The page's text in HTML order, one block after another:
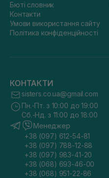
Бюті словник
Контакти
Умови використання сайту
Політика конфіденційності
КОНТАКТИ
sisters.co.ua@gmail.com
Пн.-Пт. з 10:00 до 19:00
Сб.-Нд. з 11:00 до 18:00
Менеджер
+38 (097) 612-54-81
+38 (097) 788-12-88
+38 (097) 983-41-20
+38 (068) 693-46-00
+38 (068) 951-22-86